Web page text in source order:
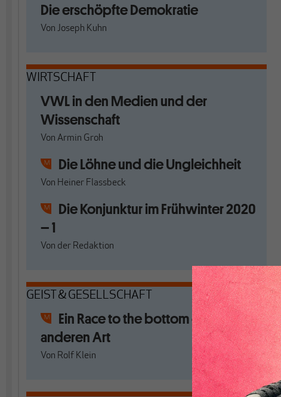
Die erschöpfte Demokratie
Von Joseph Kuhn
WIRTSCHAFT
VWL in den Medien und der
Wissenschaft
Von Armin Groh
Die Löhne und die Ungleichheit
Von Heiner Flassbeck
Die Konjunktur im Frühwinter 2020
– 1
Von der Redaktion
GEIST & GESELLSCHAFT
Ein Race to the bottom der etwas
anderen Art
Von Rolf Klein